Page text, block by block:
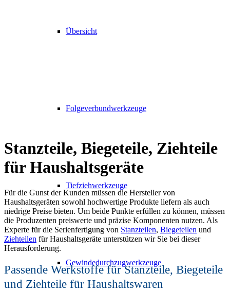
Übersicht
Folgeverbundwerkzeuge
Tiefziehwerkzeuge
Gewindedurchzugwerkzeuge
Stanzteile, Biegeteile, Ziehteile
für Haushaltsgeräte
Für die Gunst der Kunden müssen die Hersteller von
Haushaltsgeräten sowohl hochwertige Produkte liefern als auch
niedrige Preise bieten. Um beide Punkte erfüllen zu können, müssen
die Produzenten preiswerte und präzise Komponenten nutzen. Als
Experte für die Serienfertigung von Stanzteilen, Biegeteilen und
Ziehteilen für Haushaltsgeräte unterstützen wir Sie bei dieser
Herausforderung.
Passende Werkstoffe für Stanzteile, Biegeteile
und Ziehteile für Haushaltswaren